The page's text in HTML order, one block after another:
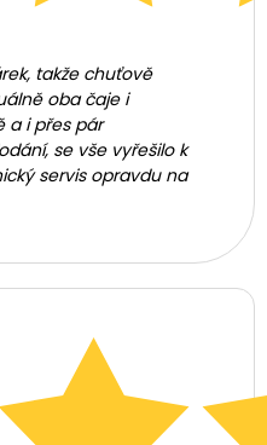
takže chuťově
oba čaje i
a i přes pár
se vše vyřešilo k
servis opravdu na